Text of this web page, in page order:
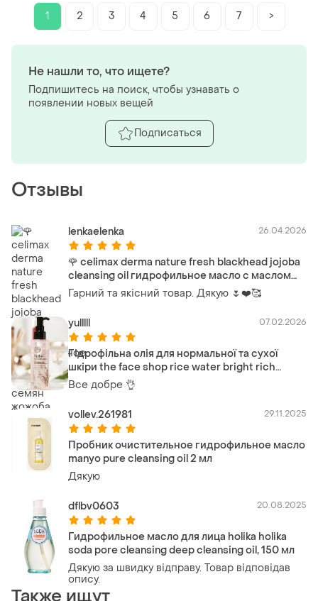
1 2 3 4 5 6 7 >
Отзывы
lenkaelenka 26.04.2026
🌹 celimax derma nature fresh blackhead jojoba
cleansing oil гидрофильное масло с маслом
семян жожоба
Гарний та якісний товар. Дякую 🌷❤️🥰
yulllll 07.02.2026
Гідрофільна олія для нормальної та сухої
шкіри the face shop rice water bright rich
cleansing oil
Все добре 👌
vollev.261981 29.11.2025
Пробник очистительное гидрофильное масло
manyo pure cleansing oil 2 мл
Дякую
dflbv0603 20.08.2025
Гидрофильное масло для лица holika holika
soda pore cleansing deep cleansing oil, 150 мл
Дякую за швидку відправу. Товар відповідав
опису.
Также ищут
Не нашли то, что ищете?
Подпишитесь на поиск, чтобы узнавать о
появлении новых вещей
Подписаться